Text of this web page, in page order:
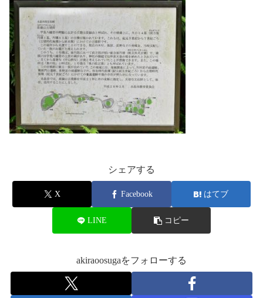
シェアする
X Facebook はてブ
LINE コピー
akiraoosugaをフォローする